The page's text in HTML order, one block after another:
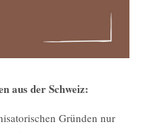
aus der Schweiz:
Gründen nur